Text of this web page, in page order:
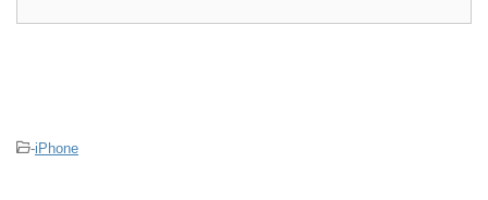
-iPhone